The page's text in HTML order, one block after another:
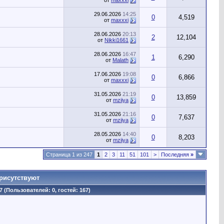
29.06.2026 14:25
от maxxxi 0 4,519
28.06.2026 20:13
от Nikki1661 2 12,104
28.06.2026 16:47
от Malath 1 6,290
17.06.2026 19:08
от maxxxi 0 6,866
31.05.2026 21:19
от mziiya 0 13,859
31.05.2026 21:16
от mziiya 0 7,637
28.05.2026 14:40
от mziiya 0 8,203
Страница 1 из 247 1 2 3 11 51 101 > Последняя »
(Пользователей: 0, гостей: 167)